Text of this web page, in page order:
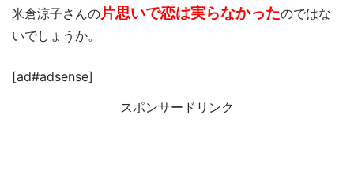
米倉涼子さんの片思いで恋は実らなかったのではな
いでしょうか。
[ad#adsense]
スポンサードリンク